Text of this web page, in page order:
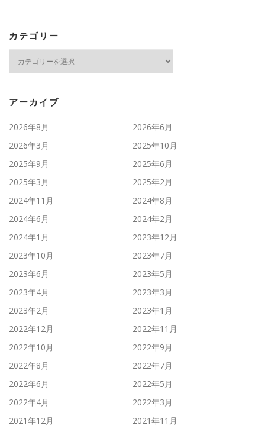
カテゴリー
ー
アーカイブ
2026年8月
2026年6月
2026年3月
2025年10月
2025年9月
2025年6月
2025年3月
2025年2月
2024年11月
2024年8月
2024年6月
2024年2月
2024年1月
2023年12月
2023年10月
2023年7月
2023年6月
2023年5月
2023年4月
2023年3月
2023年2月
2023年1月
2022年12月
2022年11月
2022年10月
2022年9月
2022年8月
2022年7月
2022年6月
2022年5月
2022年4月
2022年3月
2021年12月
2021年11月